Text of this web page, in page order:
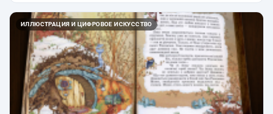
ИЛЛЮСТРАЦИЯ И ЦИФРОВОЕ ИСКУССТВО